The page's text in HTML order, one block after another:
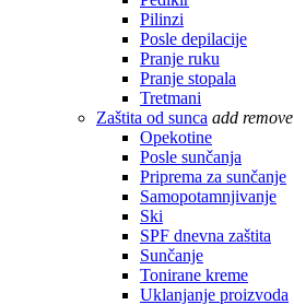
Pilinzi
Posle depilacije
Pranje ruku
Pranje stopala
Tretmani
Zaštita od sunca add remove
Opekotine
Posle sunčanja
Priprema za sunčanje
Samopotamnjivanje
Ski
SPF dnevna zaštita
Sunčanje
Tonirane kreme
Uklanjanje proizvoda